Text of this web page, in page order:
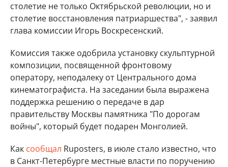
столетие не только Октябрьской революции, но и
столетие восстановления патриаршества", - заявил
глава комиссии Игорь Воскресенский.
Комиссия также одобрила установку скульптурной
композиции, посвященной фронтовому
оператору, неподалеку от Центрального дома
кинематографиста. На заседании была выражена
поддержка решению о передаче в дар
правительству Москвы памятника "По дорогам
войны", который будет подарен Монголией.
Как сообщал Ruposters, в июле стало известно, что
в Санкт-Петербурге местные власти по поручению